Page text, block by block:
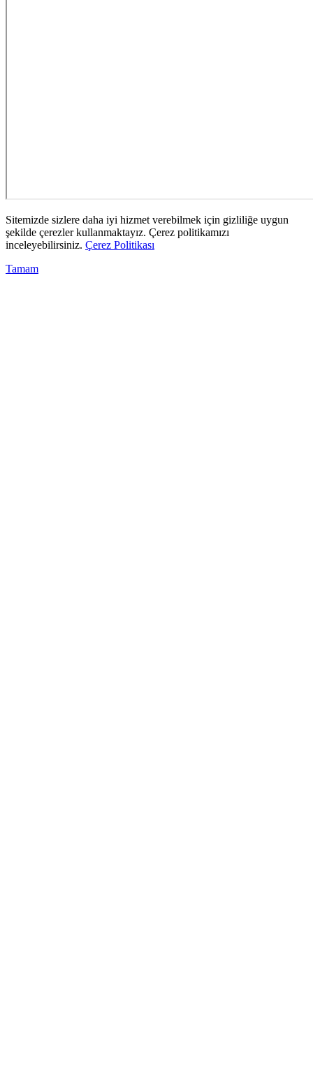
Sitemizde sizlere daha iyi hizmet verebilmek için gizliliğe uygun
şekilde çerezler kullanmaktayız. Çerez politikamızı
inceleyebilirsiniz. Çerez Politikası
Tamam